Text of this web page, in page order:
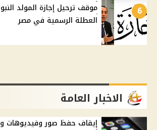
6
العطلة الرسمية في مصر
الاخبار العامة
إيقاف حفظ صور وفيديوهات